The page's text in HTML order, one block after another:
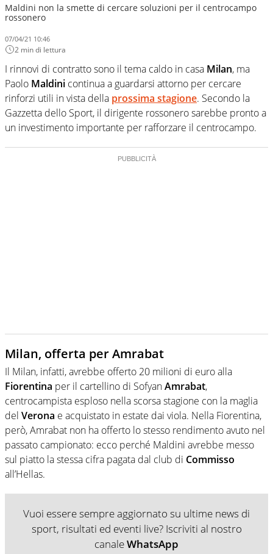
Maldini non la smette di cercare soluzioni per il centrocampo
rossonero
07/04/21 10:46
2 min di lettura
I rinnovi di contratto sono il tema caldo in casa Milan, ma
Paolo Maldini continua a guardarsi attorno per cercare
rinforzi utili in vista della prossima stagione. Secondo la
Gazzetta dello Sport, il dirigente rossonero sarebbe pronto a
un investimento importante per rafforzare il centrocampo.
Milan, offerta per Amrabat
Il Milan, infatti, avrebbe offerto 20 milioni di euro alla
Fiorentina per il cartellino di SofyanAmrabat,
centrocampista esploso nella scorsa stagione con la maglia
del Verona e acquistato in estate dai viola. Nella Fiorentina,
però, Amrabat non ha offerto lo stesso rendimento avuto nel
passato campionato: ecco perché Maldini avrebbe messo
sul piatto la stessa cifra pagata dal club di Commisso
all’Hellas.
Vuoi essere sempre aggiornato su ultime news di
sport, risultati ed eventi live? Iscriviti al nostro
canaleWhatsApp